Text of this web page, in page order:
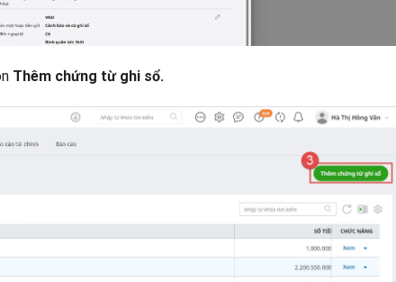
Thêm chứng từ ghi sổ.